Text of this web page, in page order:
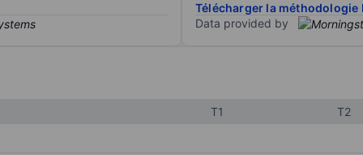
Télécharger la méthodologie
Data provided by
T1 T2